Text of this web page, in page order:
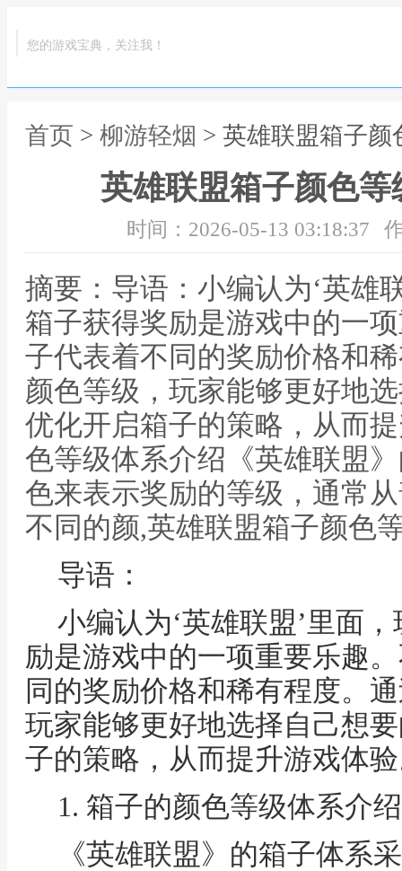
您的游戏宝典，关注我！
首页 > 柳游轻烟 > 英雄联盟箱子
英雄联盟箱子颜色
时间：2026-05-13 03:18:37
摘要：导语：小编认为‘英雄
箱子获得奖励是游戏中的一
子代表着不同的奖励价格和
颜色等级，玩家能够更好地
优化开启箱子的策略，从而
色等级体系介绍《英雄联盟
色来表示奖励的等级，通常
不同的颜,英雄联盟箱子颜色
导语：
小编认为‘英雄联盟’里面
励是游戏中的一项重要乐趣
同的奖励价格和稀有程度。
玩家能够更好地选择自己想
子的策略，从而提升游戏体
1. 箱子的颜色等级体系介绍
《英雄联盟》的箱子体系